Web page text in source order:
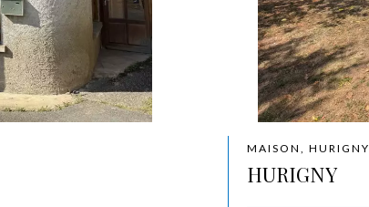
MAISON, HURIGNY
HURIGNY